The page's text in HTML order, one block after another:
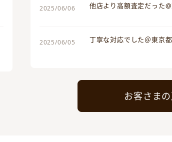
2025/06/06 他店より高額査定だった
2025/06/05 丁寧な対応でした＠東京
お客さま